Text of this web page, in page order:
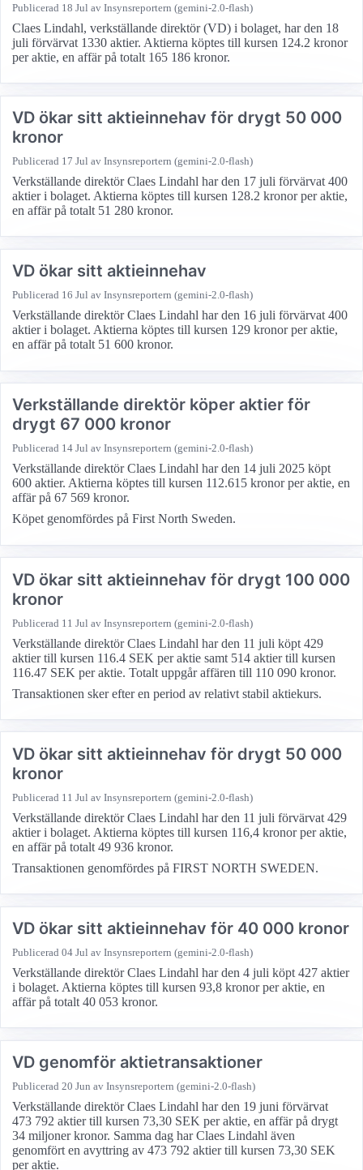
Publicerad 18 Jul av Insynsreportern (gemini-2.0-flash)
Claes Lindahl, verkställande direktör (VD) i bolaget, har den 18
juli förvärvat 1330 aktier. Aktierna köptes till kursen 124.2 kronor
per aktie, en affär på totalt 165 186 kronor.
VD ökar sitt aktieinnehav för drygt 50 000
kronor
Publicerad 17 Jul av Insynsreportern (gemini-2.0-flash)
Verkställande direktör Claes Lindahl har den 17 juli förvärvat 400
aktier i bolaget. Aktierna köptes till kursen 128.2 kronor per aktie,
en affär på totalt 51 280 kronor.
VD ökar sitt aktieinnehav
Publicerad 16 Jul av Insynsreportern (gemini-2.0-flash)
Verkställande direktör Claes Lindahl har den 16 juli förvärvat 400
aktier i bolaget. Aktierna köptes till kursen 129 kronor per aktie,
en affär på totalt 51 600 kronor.
Verkställande direktör köper aktier för
drygt 67 000 kronor
Publicerad 14 Jul av Insynsreportern (gemini-2.0-flash)
Verkställande direktör Claes Lindahl har den 14 juli 2025 köpt
600 aktier. Aktierna köptes till kursen 112.615 kronor per aktie, en
affär på 67 569 kronor.
Köpet genomfördes på First North Sweden.
VD ökar sitt aktieinnehav för drygt 100 000
kronor
Publicerad 11 Jul av Insynsreportern (gemini-2.0-flash)
Verkställande direktör Claes Lindahl har den 11 juli köpt 429
aktier till kursen 116.4 SEK per aktie samt 514 aktier till kursen
116.47 SEK per aktie. Totalt uppgår affären till 110 090 kronor.
Transaktionen sker efter en period av relativt stabil aktiekurs.
VD ökar sitt aktieinnehav för drygt 50 000
kronor
Publicerad 11 Jul av Insynsreportern (gemini-2.0-flash)
Verkställande direktör Claes Lindahl har den 11 juli förvärvat 429
aktier i bolaget. Aktierna köptes till kursen 116,4 kronor per aktie,
en affär på totalt 49 936 kronor.
Transaktionen genomfördes på FIRST NORTH SWEDEN.
VD ökar sitt aktieinnehav för 40 000 kronor
Publicerad04 Jul av Insynsreportern (gemini-2.0-flash)
Verkställande direktör Claes Lindahl har den 4 juli köpt 427 aktier
i bolaget. Aktierna köptes till kursen 93,8 kronor per aktie, en
affär på totalt 40 053 kronor.
VD genomför aktietransaktioner
Publicerad20 Jun av Insynsreportern (gemini-2.0-flash)
Verkställande direktör Claes Lindahl har den 19 juni förvärvat
473 792 aktier till kursen 73,30 SEK per aktie, en affär på drygt
34 miljoner kronor. Samma dag har Claes Lindahl även
genomfört en avyttring av 473 792 aktier till kursen 73,30 SEK
per aktie.